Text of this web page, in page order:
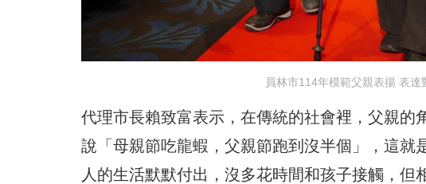
員林市114年模範父親表揚 表
代理市長賴致富表示，在傳統的社會裡，父親
說「母親節吃龍蝦，父親節跑到沒半個」，這就
人的生活默默付出，沒多花時間和孩子接觸，